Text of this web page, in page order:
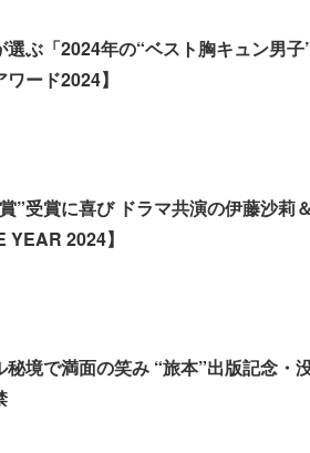
選ぶ「2024年の“ベスト胸キュン男
ワード2024】
”受賞に喜び ドラマ共演の伊藤沙莉
YEAR 2024】
境で満面の笑み “旅本”出版記念・